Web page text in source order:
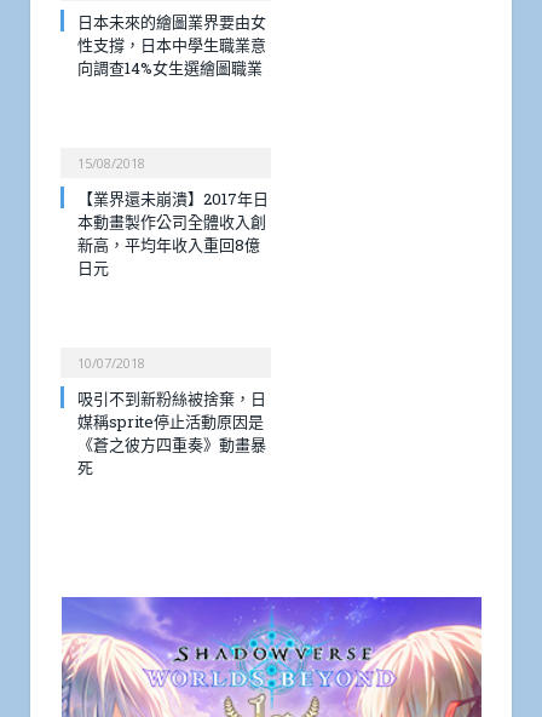
日本未來的繪圖業界要由女
性支撐，日本中學生職業意
向調查14%女生選繪圖職業
15/08/2018
【業界還未崩潰】2017年日
本動畫製作公司全體收入創
新高，平均年收入重回8億
日元
10/07/2018
吸引不到新粉絲被捨棄，日
媒稱sprite停止活動原因是
《蒼之彼方四重奏》動畫暴
死